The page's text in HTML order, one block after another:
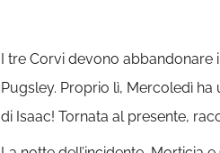
I tre Corvi devono
Pugsley. Proprio lì, Mercoledì
di Isaac! Tornata al presente,